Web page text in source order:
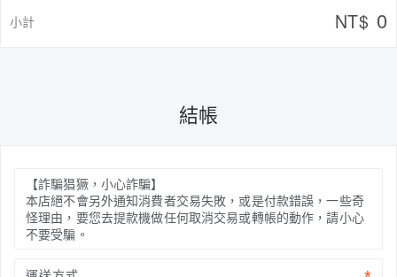
小計
NT$ 0
結帳
【詐騙猖獗，小心詐騙】
本店絕不會另外通知消費者交易失敗，或是付款錯誤，一些奇
怪理由，要您去提款機做任何取消交易或轉帳的動作，請小心
不要受騙。